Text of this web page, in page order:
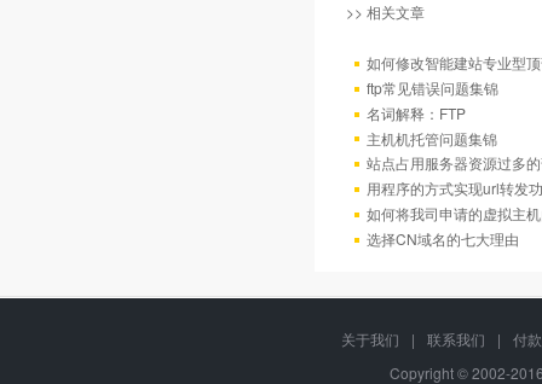
>> 相关文章
如何修改智能建站专业型
ftp常见错误问题集锦
名词解释：FTP
主机机托管问题集锦
站点占用服务器资源过多
用程序的方式实现url转发
如何将我司申请的虚拟主
选择CN域名的七大理由
关于我们 | 联系我们 |
付
Copyright © 2002-